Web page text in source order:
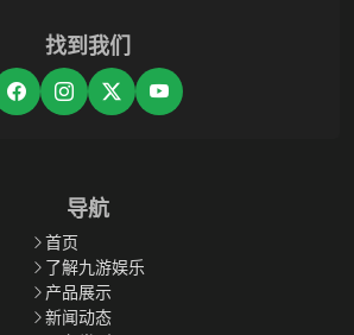
找到我们
导航
首页
了解九游娱乐
产品展示
新闻动态